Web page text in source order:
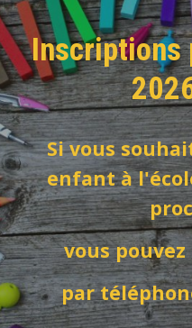
Inscriptions
Si vous
enfant à
vous
par